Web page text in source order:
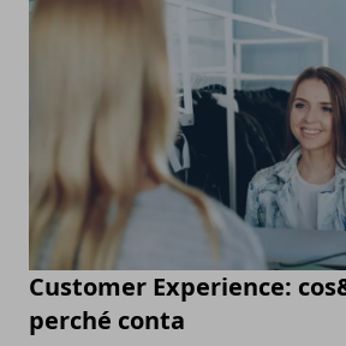
Customer Experience:
perché conta